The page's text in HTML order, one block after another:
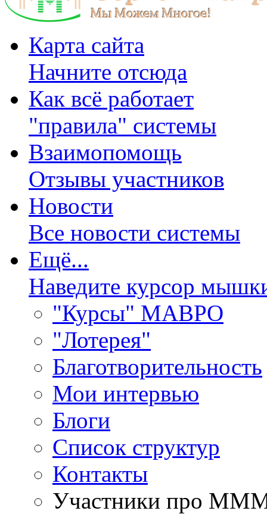
Карта сайта
Начните отсюда
Как всё работает
"правила" системы
Взаимопомощь
Отзывы участников
Новости
Все новости системы
Ещё...
Наведите курсор
"Курсы" МАВРО
"Лотерея"
Благотворительность
Мои интервью
Блоги
Список структур
Контакты
Участники про